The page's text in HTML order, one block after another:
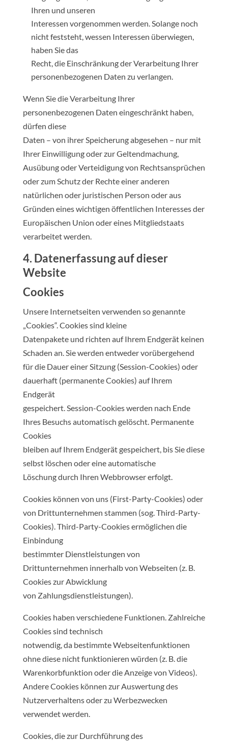
Ihren und unseren
Interessen vorgenommen werden. Solange noch
nicht feststeht, wessen Interessen überwiegen,
haben Sie das
Recht, die Einschränkung der Verarbeitung Ihrer
personenbezogenen Daten zu verlangen.
Wenn Sie die Verarbeitung Ihrer
personenbezogenen Daten eingeschränkt haben,
dürfen diese
Daten – von ihrer Speicherung abgesehen – nur mit
Ihrer Einwilligung oder zur Geltendmachung,
Ausübung oder Verteidigung von Rechtsansprüchen
oder zum Schutz der Rechte einer anderen
natürlichen oder juristischen Person oder aus
Gründen eines wichtigen öffentlichen Interesses der
Europäischen Union oder eines Mitgliedstaats
verarbeitet werden.
4. Datenerfassung auf dieser
Website
Cookies
Unsere Internetseiten verwenden so genannte
„Cookies“. Cookies sind kleine
Datenpakete und richten auf Ihrem Endgerät keinen
Schaden an. Sie werden entweder vorübergehend
für die Dauer einer Sitzung (Session-Cookies) oder
dauerhaft (permanente Cookies) auf Ihrem
Endgerät
gespeichert. Session-Cookies werden nach Ende
Ihres Besuchs automatisch gelöscht. Permanente
Cookies
bleiben auf Ihrem Endgerät gespeichert, bis Sie diese
selbst löschen oder eine automatische
Löschung durch Ihren Webbrowser erfolgt.
Cookies können von uns (First-Party-Cookies) oder
von Drittunternehmen stammen (sog. Third-Party-
Cookies). Third-Party-Cookies ermöglichen die
Einbindung
bestimmter Dienstleistungen von
Drittunternehmen innerhalb von Webseiten (z. B.
Cookies zur Abwicklung
von Zahlungsdienstleistungen).
Cookies haben verschiedene Funktionen. Zahlreiche
Cookies sind technisch
notwendig, da bestimmte Webseitenfunktionen
ohne diese nicht funktionieren würden (z. B. die
Warenkorbfunktion oder die Anzeige von Videos).
Andere Cookies können zur Auswertung des
Nutzerverhaltens oder zu Werbezwecken
verwendet werden.
Cookies, die zur Durchführung des